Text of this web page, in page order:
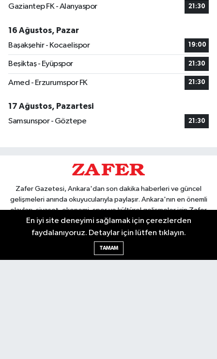
Gaziantep FK - Alanyaspor 21:30
16 Ağustos, Pazar
Başakşehir - Kocaelispor
19:00
Beşiktaş - Eyüpspor 21:30
Amed - Erzurumspor FK 21:30
17 Ağustos, Pazartesi
Samsunspor - Göztepe
21:30
Zafer Gazetesi, Ankara'dan son dakika haberleri ve güncel
gelişmeleri anında okuyucularıyla paylaşır. Ankara'nın en önemli
olayları, siyaset, ekonomi, spor ve kültürel gelişmeler için Zafer
Gazetesi'ni takip edin. Başkentin güvendiği haber kaynağı.
En iyi site deneyimi sağlamak için çerezlerden
faydalanıyoruz. Detaylar için lütfen tıklayın.
TAMAM